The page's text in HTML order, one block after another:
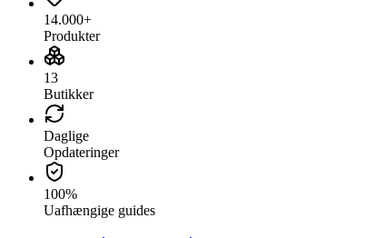
14.000+
Produkter
13
Butikker
Daglige
Opdateringer
100%
Uafhængige guides